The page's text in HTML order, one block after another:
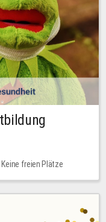
Keine freien Plätze